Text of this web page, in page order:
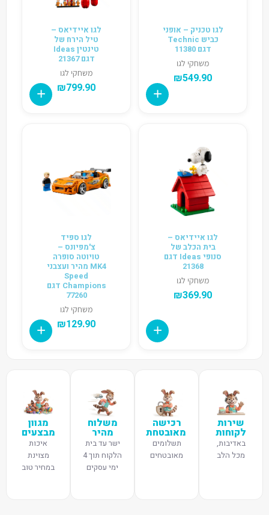
לגו טכניק – אופני
כביש Technic
דגם 11380
משחקי לגו
₪549.90
לגו איידיאס –
טיל הירח של
טינטין Ideas
דגם 21367
משחקי לגו
₪799.90
לגו איידיאס –
בית הכלב של
סנופי Ideas דגם
21368
משחקי לגו
₪369.90
לגו ספיד
צ'מפיונס –
טויוטה סופרה
MK4 מהיר ועצבני
Speed
Champions דגם
77260
משחקי לגו
₪129.90
שירות
לקוחות
באדיבות,
מכל הלב
רכישה
מאובטחת
תשלומים
מאובטחים
משלוח
מהיר
ישר עד בית
הלקוח תוך 4
ימי עסקים
מגוון
מבצעים
איכות
מצוינת
במחיר טוב